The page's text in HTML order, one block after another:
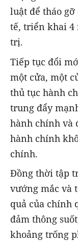
luật để tháo
tế, triển khai 4
trị.
Tiếp tục đổi
một cửa, một
thủ tục hành
trung đẩy
hành chính và
hành chính
chính.
Đồng thời tập
vướng mắc và
quả của chính
đảm thông
khoảng trống